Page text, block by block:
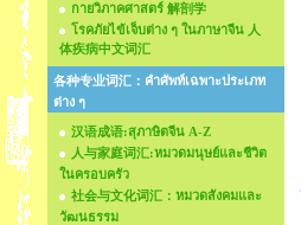
กายวิภาคศาสตร์ 解剖学
โรคภัยไข้เจ็บต่าง ๆ ในภาษาจีน 人
体疾病中文词汇
各种专业词汇：คำศัพท์เฉพาะประเภท
ต่าง ๆ
汉语成语:สุภาษิตจีน A-Z
人与家庭词汇:หมวดมนุษย์และชีวิต
ในครอบครัว
社会与文化词汇：หมวดสังคมและ
วัฒนธรรม